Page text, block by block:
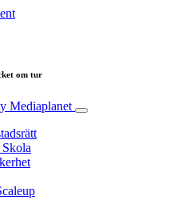
om tur
Mediaplanet